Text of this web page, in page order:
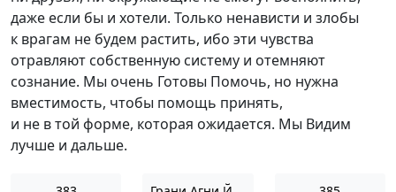
даже если бы и хотели. Только ненависти и злобы
к врагам не будем растить, ибо эти чувства
отравляют собственную систему и отемняют
сознание. Мы очень Готовы Помочь, но нужна
вместимость, чтобы помощь принять,
и не в той форме, которая ожидается. Мы Видим
лучше и дальше.